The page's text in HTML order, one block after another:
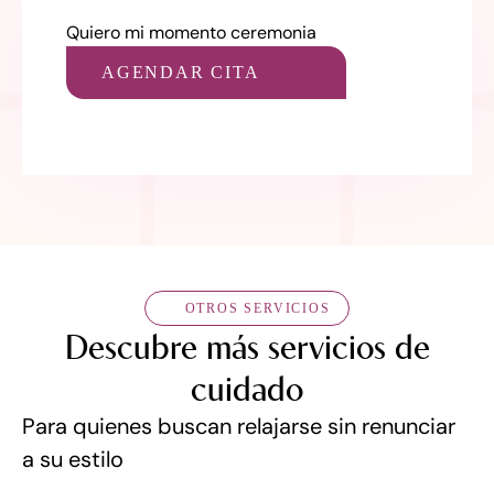
Quiero mi momento ceremonia
AGENDAR CITA
AGENDAR UNA CITA
OTROS SERVICIOS
Descubre más servicios de
cuidado
Para quienes buscan relajarse sin renunciar
a su estilo